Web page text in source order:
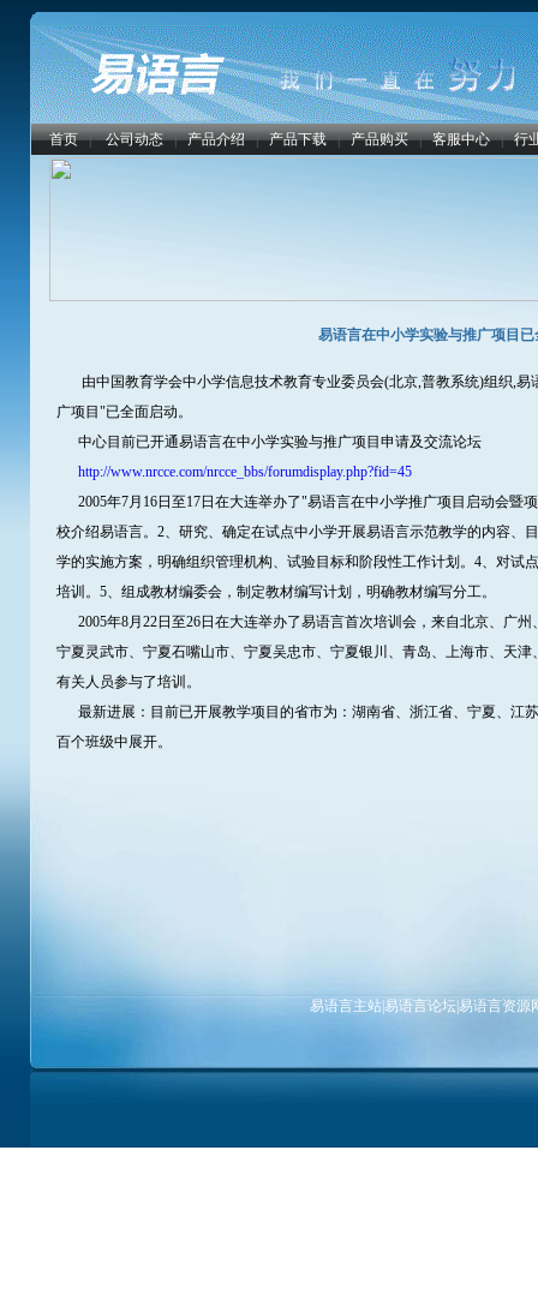
首页 | 公司动态 | 产品介绍 | 产品下载 | 产品购买 | 客服中心 | 行
易语言在中小学实验与推广项目已
由中国教育学会中小学信息技术教育专业委员会(北京,普教系统)组织,易
广项目"已全面启动。
中心目前已开通易语言在中小学实验与推广项目申请及交流论坛
http://www.nrcce.com/nrcce_bbs/forumdisplay.php?fid=45
2005年7月16日至17日在大连举办了"易语言在中小学推广项目启动会暨
校介绍易语言。2、研究、确定在试点中小学开展易语言示范教学的内容、
学的实施方案，明确组织管理机构、试验目标和阶段性工作计划。4、对试
培训。5、组成教材编委会，制定教材编写计划，明确教材编写分工。
2005年8月22日至26日在大连举办了易语言首次培训会，来自北京、广
宁夏灵武市、宁夏石嘴山市、宁夏吴忠市、宁夏银川、青岛、上海市、天
有关人员参与了培训。
最新进展：目前已开展教学项目的省市为：湖南省、浙江省、宁夏、江
百个班级中展开。
易语言主站 易语言论坛易语言资源